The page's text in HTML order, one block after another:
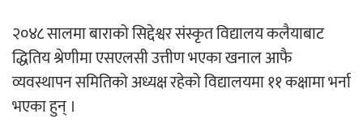
‘आइतबारको अफिस’ को परिचर्चा सम्पन्न
२०४८ सालमा बाराको सिद्देश्वर संस्कृत विद्यालय कलैयाबाट
द्धितिय श्रेणीमा एसएलसी उत्तीण भएका खनाल आफै
व्यवस्थापन समितिको अध्यक्ष रहेको विद्यालयमा ११ कक्षामा भर्ना
भएका हुन् ।